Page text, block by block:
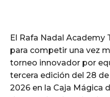
El Rafa Nadal Academy
para competir una vez
torneo innovador por
tercera edición del 28
2026 en la Caja Mágica